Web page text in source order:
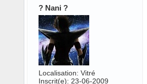
? Nani ?
Localisation: Vitré
Inscrit(e): 23-06-2009